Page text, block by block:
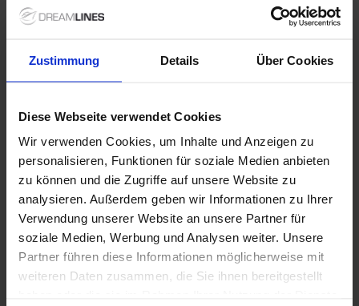
Zustimmung Details Über Cookies
Diese Webseite verwendet Cookies
Wir verwenden Cookies, um Inhalte und Anzeigen zu
personalisieren, Funktionen für soziale Medien anbieten
zu können und die Zugriffe auf unsere Website zu
analysieren. Außerdem geben wir Informationen zu Ihrer
Verwendung unserer Website an unsere Partner für
soziale Medien, Werbung und Analysen weiter. Unsere
Partner führen diese Informationen möglicherweise mit
weiteren Daten zusammen, die Sie ihnen bereitgestellt
28 Apr. 2028 Nächte Keine alternativen
4.029 €p. P. 4.459 €p. P.
Nur Kreuzfahrt
Japan ab Tokio, Japan auf der Seabourn Encore
Ab / An Tokio
Seabourn Encore
Alles Inklusive Trinkgelder